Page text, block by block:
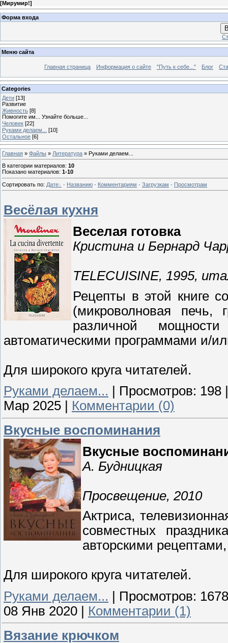
[Мирумир!]
Форма входа
Меню сайта
Главная страница Информация о сайте "Путь к себе..." Блог
Categories
Дети [13]
Развитие
Живность [8]
Помогите им... Узнайте больше...
Человек [22]
Руками делаем...
[10]
Остальное [6]
Главная » Файлы » Литература » Руками делаем...
В категории материалов: 10
Показано материалов: 1-10
Сортировать по: Дате · Названию · Комментариям · Загрузкам · Просмотрам
Весёлая кухня
Веселая готовка
Кристина и Бернард
TELECUISINE, 1995,
Рецепты в этой книге
(микроволновая печь,
различной
автоматическими программами и/
Для широкого круга читателей.
Руками делаем...
Просмотров: 198
Мар 2025
Комментарии (0)
Вкусные воспоминания
Вкусные
А. Будницкая
Просвещение, 2010
Актриса,
совместных
авторскими
Для широкого круга читателей.
Руками делаем...
Просмотров: 1678
08 Янв 2020
Комментарии (1)
Вязание крючком